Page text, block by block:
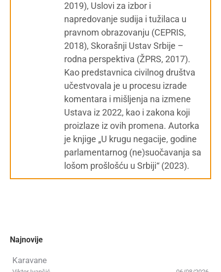
2019), Uslovi za izbor i
napredovanje sudija i tužilaca u
pravnom obrazovanju (CEPRIS,
2018), Skorašnji Ustav Srbije –
rodna perspektiva (ŽPRS, 2017).
Kao predstavnica civilnog društva
učestvovala je u procesu izrade
komentara i mišljenja na izmene
Ustava iz 2022, kao i zakona koji
proizlaze iz ovih promena. Autorka
je knjige „U krugu negacije, godine
parlamentarnog (ne)suočavanja sa
lošom prošlošću u Srbiji“ (2023).
Najnovije
Karavane